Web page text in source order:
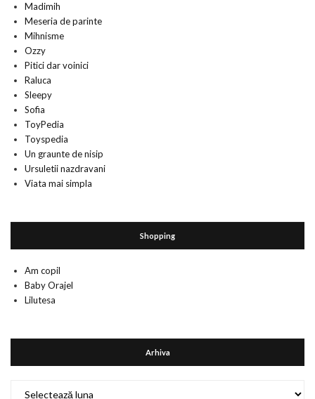
Madimih
Meseria de parinte
Mihnisme
Ozzy
Pitici dar voinici
Raluca
Sleepy
Sofia
ToyPedia
Toyspedia
Un graunte de nisip
Ursuletii nazdravani
Viata mai simpla
Shopping
Am copil
Baby Orajel
Lilutesa
Arhiva